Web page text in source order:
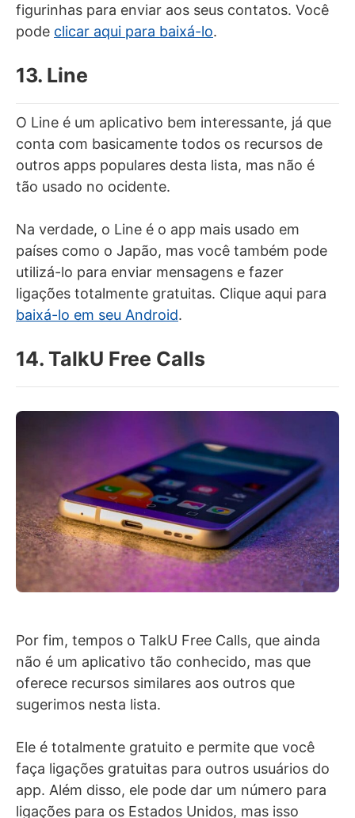
figurinhas para enviar aos seus contatos. Você
pode clicar aqui para baixá-lo.
13. Line
O Line é um aplicativo bem interessante, já que
conta com basicamente todos os recursos de
outros apps populares desta lista, mas não é
tão usado no ocidente.
Na verdade, o Line é o app mais usado em
países como o Japão, mas você também pode
utilizá-lo para enviar mensagens e fazer
ligações totalmente gratuitas. Clique aqui para
baixá-lo em seu Android.
14. TalkU Free Calls
Por fim, tempos o TalkU Free Calls, que ainda
não é um aplicativo tão conhecido, mas que
oferece recursos similares aos outros que
sugerimos nesta lista.
Ele é totalmente gratuito e permite que você
faça ligações gratuitas para outros usuários do
app. Além disso, ele pode dar um número para
ligações para os Estados Unidos, mas isso